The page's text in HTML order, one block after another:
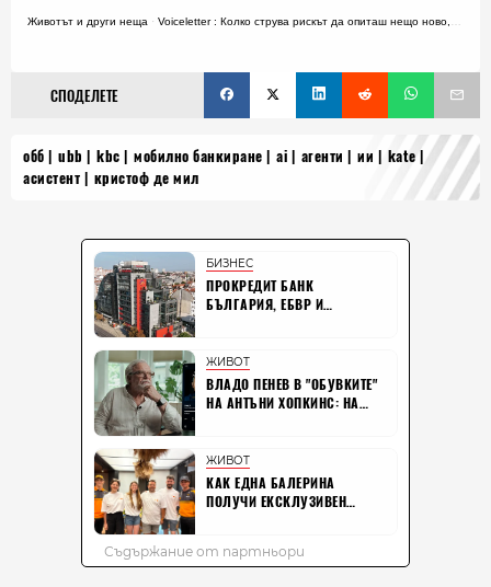
Животът и други неща · Voiceletter : Колко струва рискът да опиташ нещо ново, Епизод 19
СПОДЕЛЕТЕ
обб ubb kbc мобилно банкиране ai агенти ии
kate
асистент
кристоф де мил